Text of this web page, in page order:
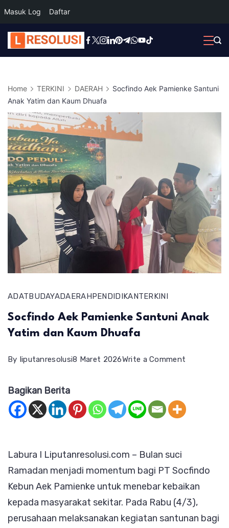
Masuk Log Daftar
Skip
to
Home TERKINI DAERAH
Socfindo Aek Pamienke Santuni
Anak Yatim dan Kaum Dhuafa
ADATBUDAYADAERAHPENDIDIKANTERKINI
Socfindo Aek Pamienke Santuni Anak
Yatim dan Kaum Dhuafa
By liputanresolusi8 Maret 2026Write a Comment
Pamienke
dan
Kaum
Dhuafa
Bagikan Berita
Labura I Liputanresolusi.com – Bulan suci
Ramadan menjadi momentum bagi PT Socfindo
Kebun Aek Pamienke untuk menebar kebaikan
kepada masyarakat sekitar. Pada Rabu (4/3),
perusahaan melaksanakan kegiatan santunan bagi